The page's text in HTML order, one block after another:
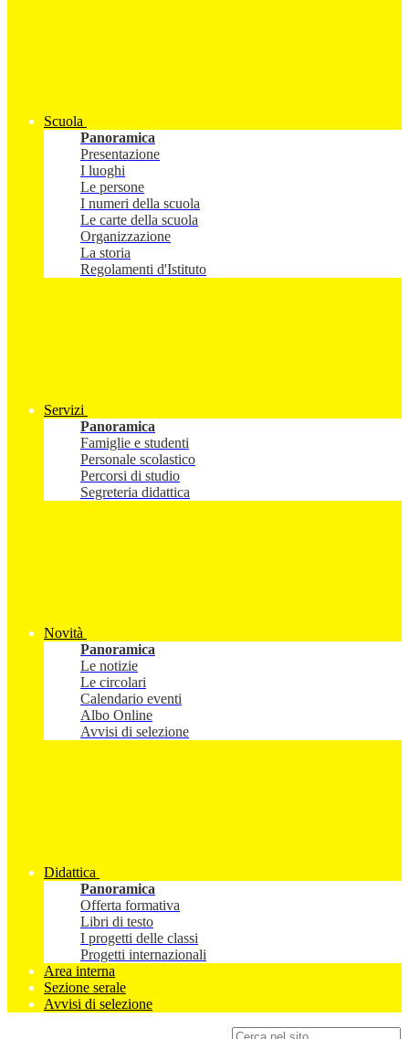
Scuola
Panoramica
Presentazione
I luoghi
Le persone
I numeri della scuola
Le carte della scuola
Organizzazione
La storia
Regolamenti d'Istituto
Servizi
Panoramica
Famiglie e studenti
Personale scolastico
Percorsi di studio
Segreteria didattica
Novità
Panoramica
Le notizie
Le circolari
Calendario eventi
Albo Online
Avvisi di selezione
Didattica
Panoramica
Offerta formativa
Libri di testo
I progetti delle classi
Progetti internazionali
Area interna
Sezione serale
Avvisi di selezione